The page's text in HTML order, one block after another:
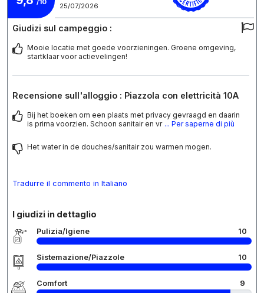
/10
25/07/2026
Giudizi sul campeggio :
Mooie locatie met goede voorzieningen. Groene omgeving,
startklaar voor actievelingen!
Recensione sull'alloggio : Piazzola con elettricità 10A
Bij het boeken om een plaats met privacy gevraagd en daarin
is prima voorzien. Schoon sanitair en vr ... Per saperne di più
Het water in de douches/sanitair zou warmen mogen.
Tradurre il commento in Italiano
I giudizi in dettaglio
Pulizia/Igiene 10
Sistemazione/Piazzole 10
Comfort 9